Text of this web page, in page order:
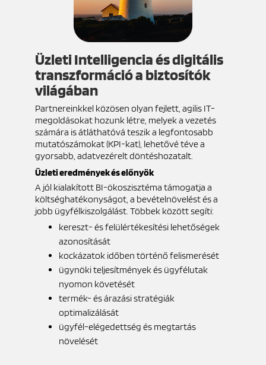
Üzleti Intelligencia és digitális
transzformáció a biztosítók
világában
Partnereinkkel közösen olyan fejlett, agilis IT-
megoldásokat hozunk létre, melyek a vezetés
számára is átláthatóvá teszik a legfontosabb
mutatószámokat (KPI-kat), lehetővé téve a
gyorsabb, adatvezérelt döntéshozatalt.
Üzleti eredmények és előnyök
A jól kialakított BI-ökoszisztéma támogatja a
költséghatékonyságot, a bevételnövelést és a
jobb ügyfélkiszolgálást. Többek között segíti:
kereszt- és felülértékesítési lehetőségek
azonosítását
kockázatok időben történő felismerését
ügynöki teljesítmények és ügyfélutak
nyomon követését
termék- és árazási stratégiák
optimalizálását
ügyfél-elégedettség és megtartás
növelését